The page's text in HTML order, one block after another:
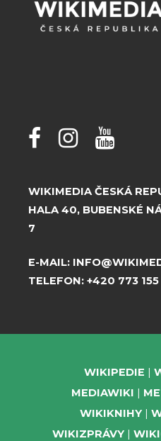
WIKIMEDIA ČESKÁ
HALA 40, BUBENSKÉ
7
E-MAIL:
TELEFON: +420 773
WIKIPEDIE
MEDIAWIKI
WIKIKNIHY
WIKIZPRÁVY